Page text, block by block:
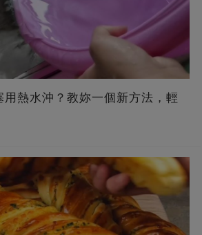
用熱水沖？教妳一個新方法，輕